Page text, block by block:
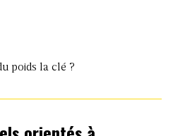
poids la clé ?